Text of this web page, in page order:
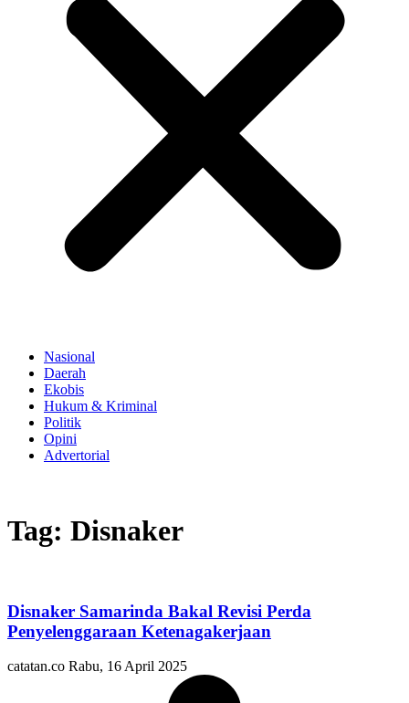
Nasional
Daerah
Ekobis
Hukum & Kriminal
Politik
Opini
Advertorial
Tag: Disnaker
Disnaker Samarinda Bakal Revisi Perda
Penyelenggaraan Ketenagakerjaan
catatan.co Rabu, 16 April 2025